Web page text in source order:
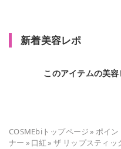
新着美容レポ
このアイテムの美
COSMEbiトップページ» ポイン
ナー » 口紅» ザ リップスティッ